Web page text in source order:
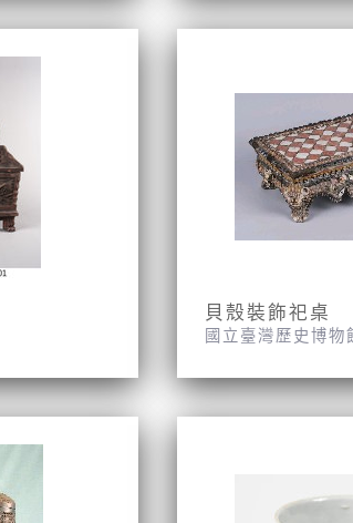
貝殼裝飾祀桌
國立臺灣歷史博物